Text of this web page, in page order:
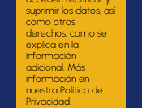
suprimir los datos, así
como otros
derechos, como se
explica en la
información
adicional. Más
información en
nuestra Política de
Privacidad.